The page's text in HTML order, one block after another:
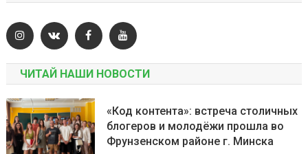
ЧИТАЙ НАШИ НОВОСТИ
«Код контента»: встреча столичных
блогеров и молодёжи прошла во
Фрунзенском районе г. Минска